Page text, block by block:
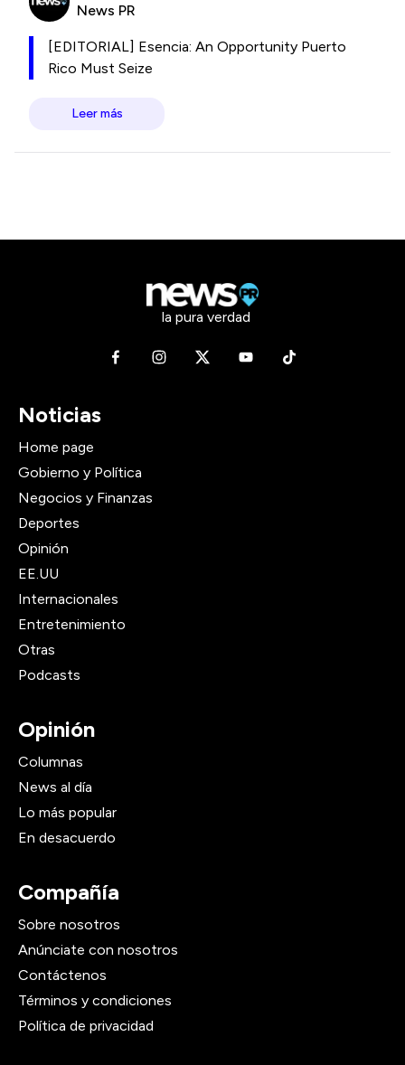
News PR
[EDITORIAL] Esencia: An Opportunity Puerto
Rico Must Seize
Leer más
la pura verdad
Noticias
Home page
Gobierno y Política
Negocios y Finanzas
Deportes
Opinión
EE.UU
Internacionales
Entretenimiento
Otras
Podcasts
Opinión
Columnas
News al día
Lo más popular
En desacuerdo
Compañía
Sobre nosotros
Anúnciate con nosotros
Contáctenos
Términos y condiciones
Política de privacidad